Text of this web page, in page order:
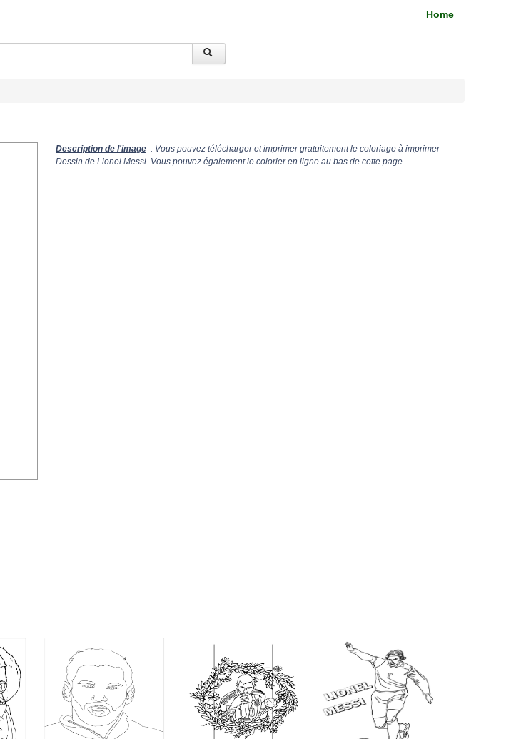
Home
Description de l'image : Vous pouvez télécharger et imprimer gratuitement le coloriage à imprimer
Dessin de Lionel Messi. Vous pouvez également le colorier en ligne au bas de cette page.